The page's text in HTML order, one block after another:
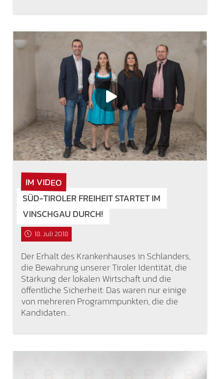
IM VIDEO
SÜD-TIROLER FREIHEIT STARTET IM
VINSCHGAU DURCH!
18. Juli 2018
Der Erhalt des Krankenhauses in Schlanders,
die Bewahrung unserer Tiroler Identität, die
Stärkung der lokalen Wirtschaft und die
öffentliche Sicherheit: Das waren nur einige
von mehreren Programmpunkten, die die
Kandidaten…